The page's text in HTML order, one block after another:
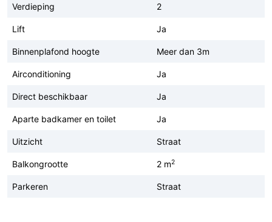
Verdieping 2
Lift Ja
Binnenplafond hoogte Meer dan 3m
Airconditioning Ja
Direct beschikbaar Ja
Aparte badkamer en toilet Ja
Uitzicht Straat
Balkongrootte 2 m2
Parkeren Straat